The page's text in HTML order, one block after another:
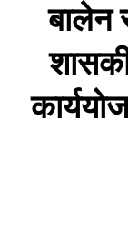
बालेन